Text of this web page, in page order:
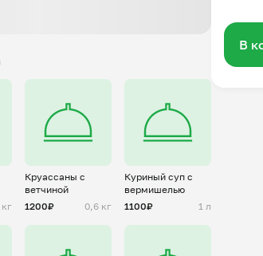
Круассаны с
ветчиной
1200₽
0,6 кг
Куриный суп с
вермишелью
1100₽
1 л
В